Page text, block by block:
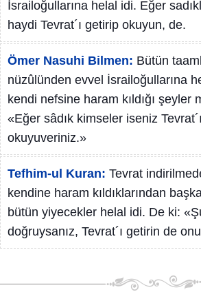
İsrailoğullarına helal idi. Eğer
haydi Tevrat´ı getirip okuyun, de.
Ömer Nasuhi Bilmen: Bütün
nüzûlünden evvel İsrailoğullarına
kendi nefsine haram kıldığı şeyler
«Eğer sâdık kimseler iseniz
okuyuveriniz.»
Tefhim-ul Kuran: Tevrat
kendine haram kıldıklarından
bütün yiyecekler helal idi. De ki:
doğruysanız, Tevrat´ı getirin de